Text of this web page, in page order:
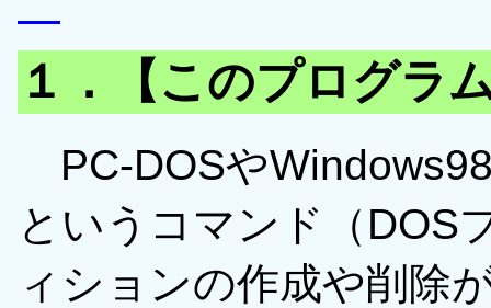
１．【このプログラ
PC-DOSや
というコマンド（DOS
ィションの作成や削除